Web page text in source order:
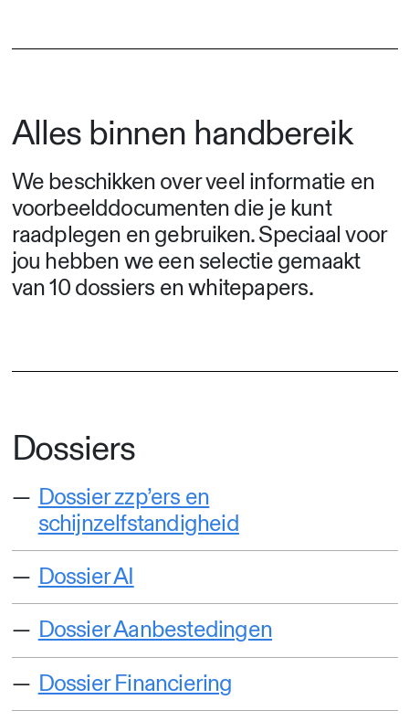
Alles binnen handbereik
We beschikken over veel informatie en
voorbeelddocumenten die je kunt
raadplegen en gebruiken. Speciaal voor
jou hebben we een selectie gemaakt
van 10 dossiers en whitepapers.
Dossiers
Dossier zzp’ers en
schijnzelfstandigheid
Dossier AI
Dossier Aanbestedingen
Dossier Financiering